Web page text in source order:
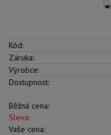
Kód:
Záruka:
Výrobce:
Dostupnost:
Běžná cena:
Sleva:
Vaše cena: